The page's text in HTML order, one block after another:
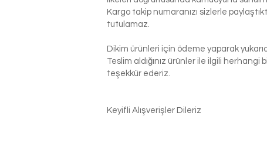
Kargo takip numaranızı sizlerle
tutulamaz.
Dikim ürünleri için ödeme yaparak
Teslim aldığınız ürünler ile ilgili herhangi
teşekkür ederiz.
Keyifli Alışverişler Dileriz